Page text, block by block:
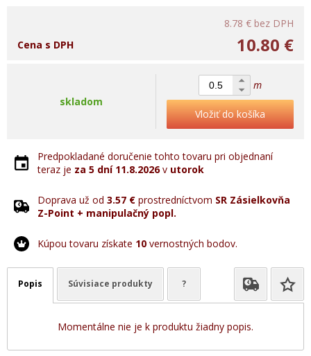
8.78 € bez DPH
10.80 €
Cena s DPH
skladom
m
Vložiť do košíka
Predpokladané doručenie tohto tovaru pri objednaní
teraz je za 5 dní 11.8.2026v utorok
Doprava už od 3.57 € prostredníctvom SR Zásielkovňa
Z-Point + manipulačný popl.
Kúpou tovaru získate 10 vernostných bodov.
Popis Súvisiace produkty ?
Momentálne nie je k produktu žiadny popis.